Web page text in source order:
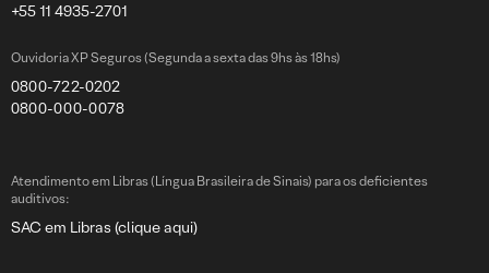
+55 11 4935-2701
Ouvidoria XP Seguros (Segunda a sexta das 9hs às 18hs)
0800-722-0202
0800-000-0078
Atendimento em Libras (Língua Brasileira de Sinais) para os deficientes
auditivos:
SAC em Libras (clique aqui)